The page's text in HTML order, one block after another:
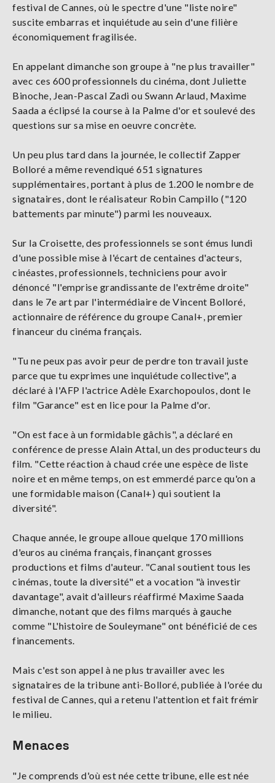
festival de Cannes, où le spectre d'une "liste noire"
suscite embarras et inquiétude au sein d'une filière
économiquement fragilisée.
En appelant dimanche son groupe à "ne plus travailler"
avec ces 600 professionnels du cinéma, dont Juliette
Binoche, Jean-Pascal Zadi ou Swann Arlaud, Maxime
Saada a éclipsé la course à la Palme d'or et soulevé des
questions sur sa mise en oeuvre concrète.
Un peu plus tard dans la journée, le collectif Zapper
Bolloré a même revendiqué 651 signatures
supplémentaires, portant à plus de 1.200 le nombre de
signataires, dont le réalisateur Robin Campillo ("120
battements par minute") parmi les nouveaux.
Sur la Croisette, des professionnels se sont émus lundi
d'une possible mise à l'écart de centaines d'acteurs,
cinéastes, professionnels, techniciens pour avoir
dénoncé "l'emprise grandissante de l'extrême droite"
dans le 7e art par l'intermédiaire de Vincent Bolloré,
actionnaire de référence du groupe Canal+, premier
financeur du cinéma français.
"Tu ne peux pas avoir peur de perdre ton travail juste
parce que tu exprimes une inquiétude collective", a
déclaré à l'AFP l'actrice Adèle Exarchopoulos, dont le
film "Garance" est en lice pour la Palme d'or.
"On est face à un formidable gâchis", a déclaré en
conférence de presse Alain Attal, un des producteurs du
film. "Cette réaction à chaud crée une espèce de liste
noire et en même temps, on est emmerdé parce qu'on a
une formidable maison (Canal+) qui soutient la
diversité".
Chaque année, le groupe alloue quelque 170 millions
d'euros au cinéma français, finançant grosses
productions et films d'auteur. "Canal soutient tous les
cinémas, toute la diversité" et a vocation "à investir
davantage", avait d'ailleurs réaffirmé Maxime Saada
dimanche, notant que des films marqués à gauche
comme "L'histoire de Souleymane" ont bénéficié de ces
financements.
Mais c'est son appel à ne plus travailler avec les
signataires de la tribune anti-Bolloré, publiée à l'orée du
festival de Cannes, qui a retenu l'attention et fait frémir
le milieu.
Menaces
"Je comprends d'où est née cette tribune, elle est née